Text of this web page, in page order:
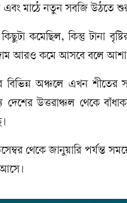
মাঠে নতুন সবজি উঠতে শুরু
কমেছিল, কিন্তু টানা
দাম আরও কমে আসবে বলে
বিভিন্ন অঞ্চলে এখন
উত্তরাঞ্চল থেকে
থেকে জানুয়ারি পর্যন্ত
আসে।